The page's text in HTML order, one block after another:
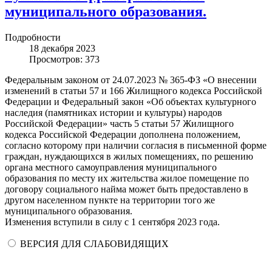
муниципального образования.
Подробности
18 декабря 2023
Просмотров: 373
Федеральным законом от 24.07.2023 № 365-ФЗ «О внесении
изменений в статьи 57 и 166 Жилищного кодекса Российской
Федерации и Федеральный закон «Об объектах культурного
наследия (памятниках истории и культуры) народов
Российской Федерации» часть 5 статьи 57 Жилищного
кодекса Российской Федерации дополнена положением,
согласно которому при наличии согласия в письменной форме
граждан, нуждающихся в жилых помещениях, по решению
органа местного самоуправления муниципального
образования по месту их жительства жилое помещение по
договору социального найма может быть предоставлено в
другом населенном пункте на территории того же
муниципального образования.
Изменения вступили в силу с 1 сентября 2023 года.
ВЕРСИЯ ДЛЯ СЛАБОВИДЯЩИХ